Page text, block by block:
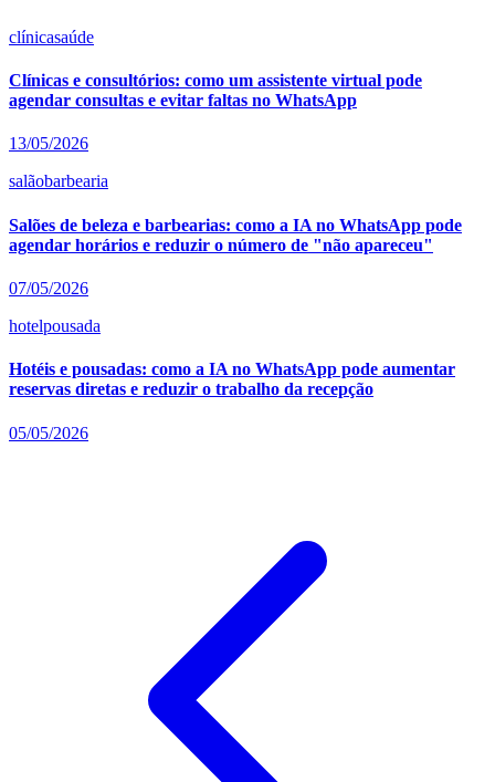
clínicasaúde
Clínicas e consultórios: como um assistente virtual pode
agendar consultas e evitar faltas no WhatsApp
13/05/2026
salãobarbearia
Salões de beleza e barbearias: como a IA no WhatsApp pode
agendar horários e reduzir o número de "não apareceu"
07/05/2026
hotelpousada
Hotéis e pousadas: como a IA no WhatsApp pode aumentar
reservas diretas e reduzir o trabalho da recepção
05/05/2026